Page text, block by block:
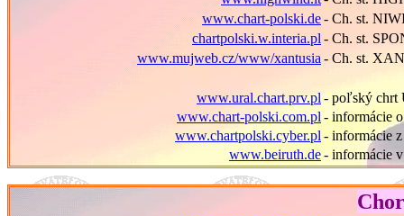
www.chart-polski.de- Ch. st.
chartpolski.w.interia.pl - Ch. st.
www.mujweb.cz/www/xantusia - Ch. st.
www.ural.chart.prv.pl - poľský chrt
www.chart-polski.com.pl - informácie
www.chartpolski.cyber.pl - informácie
www.beiruth.de- informácie